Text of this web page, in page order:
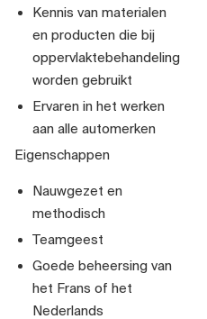
Kennis van materialen
en producten die bij
oppervlaktebehandeling
worden gebruikt
Ervaren in het werken
aan alle automerken
Eigenschappen
Nauwgezet en
methodisch
Teamgeest
Goede beheersing van
het Frans of het
Nederlands